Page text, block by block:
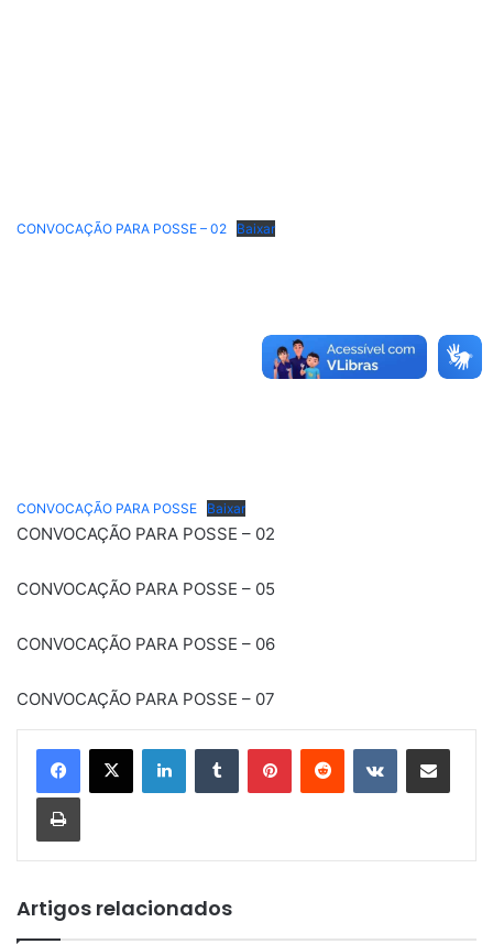
CONVOCAÇÃO PARA POSSE – 02 Baixar
CONVOCAÇÃO PARA POSSE Baixar
CONVOCAÇÃO PARA POSSE – 02
CONVOCAÇÃO PARA POSSE – 05
CONVOCAÇÃO PARA POSSE – 06
CONVOCAÇÃO PARA POSSE – 07
LinkedinTumblr PinterestReddit VK Compartilhar via e-mail
Imprimir
Artigos relacionados